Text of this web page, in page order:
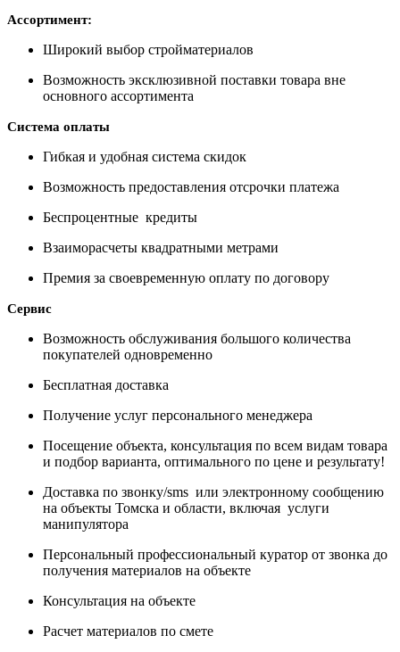
Ассортимент:
Широкий выбор стройматериалов
Возможность эксклюзивной поставки товара вне
основного ассортимента
Система оплаты
Гибкая и удобная система скидок
Возможность предоставления отсрочки платежа
Беспроцентные кредиты
Взаиморасчеты квадратными метрами
Премия за своевременную оплату по договору
Сервис
Возможность обслуживания большого количества
покупателей одновременно
Бесплатная доставка
Получение услуг персонального менеджера
Посещение объекта, консультация по всем видам товара
и подбор варианта, оптимального по цене и результату!
Доставка по звонку/sms или электронному сообщению
на объекты Томска и области, включая услуги
манипулятора
Персональный профессиональный куратор от звонка до
получения материалов на объекте
Консультация на объекте
Расчет материалов по смете